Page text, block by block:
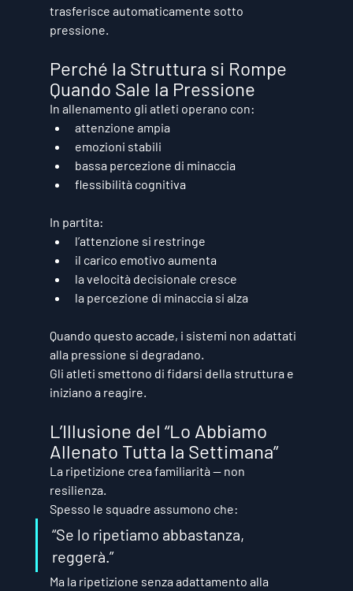
trasferisce automaticamente sotto
pressione.
Perché la Struttura si Rompe
Quando Sale la Pressione
In allenamento gli atleti operano con:
attenzione ampia
emozioni stabili
bassa percezione di minaccia
flessibilità cognitiva
In partita:
l’attenzione si restringe
il carico emotivo aumenta
la velocità decisionale cresce
la percezione di minaccia si alza
Quando questo accade, i sistemi non adattati
alla pressione si degradano
Gli atleti smettono di fidarsi della struttura e
iniziano a reagire.
L’Illusione del “Lo Abbiamo
Allenato Tutta la Settimana”
La ripetizione crea familiarità — non
resilienza.
Spesso le squadre assumono che:
“Se lo ripetiamo abbastanza,
reggerà.”
Ma la ripetizione senza adattamento alla